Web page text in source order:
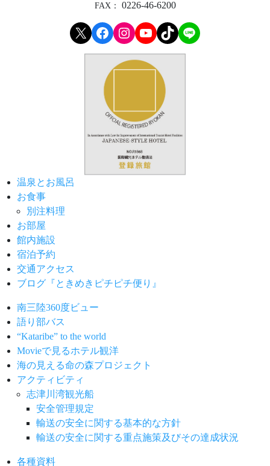
FAX： 0226-46-6200
X Facebook Instagram YouTube TikTok LINE
温泉とお風呂
お食事
別注料理
お部屋
館内施設
宿泊予約
交通アクセス
ブログ『ときめきピチピチ便り』
南三陸360度ビュー
語り部バス
“Kataribe” to the world
Movieで見るホテル観洋
海の見える命の森プロジェクト
アクティビティ
志津川湾観光船
安全管理規定
輸送の安全に関する基本的な方針
輸送の安全に関する重点施策及びその達成状況
各種資料